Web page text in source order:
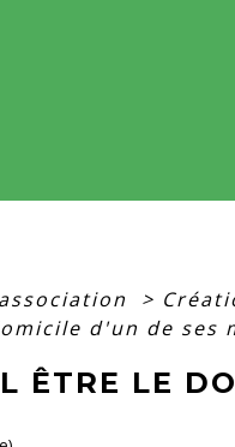
>
d'un de ses
ÊTRE LE